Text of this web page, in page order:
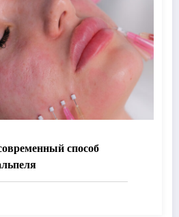
способ